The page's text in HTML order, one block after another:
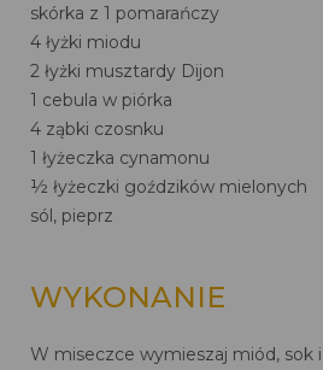
skórka z 1 pomarańczy
4 łyżki miodu
2 łyżki musztardy Dijon
1 cebula w piórka
4 ząbki czosnku
1 łyżeczka cynamonu
½ łyżeczki goździków mielonych
sól, pieprz
WYKONANIE
W miseczce wymieszaj miód, sok